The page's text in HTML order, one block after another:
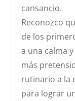
cansancio.
Reconozco
de los
a una calma
más
rutinario a la
para lograr